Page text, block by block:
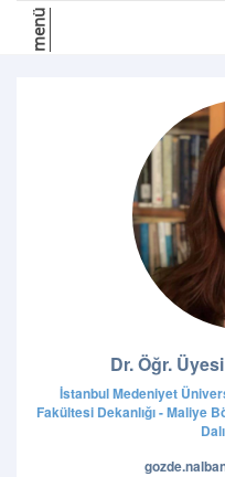
menü
Dr. Öğr.
İstanbul Medeniyet
Fakültesi Dekanlığı - Maliye